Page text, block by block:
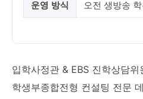
운영 방식 오전 생방송
입학사정관 & EBS 진학상담위
학생부종합전형 컨설팅 전문